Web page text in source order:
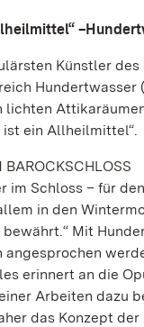
Künstler
Hundertwasser
lichten
ein Allheilmittel“.
BAROCKSCHLOSS
im Schloss – für
in den
Mit
angesprochen
erinnert an die
Arbeiten dazu
das Konzept